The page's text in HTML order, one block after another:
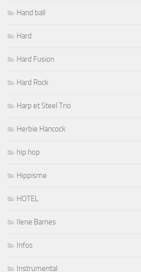
Hand ball
Hard
Hard Fusion
Hard Rock
Harp et Steel Trio
Herbie Hancock
hip hop
Hippisme
HOTEL
Ilene Barnes
Infos
Instrumental